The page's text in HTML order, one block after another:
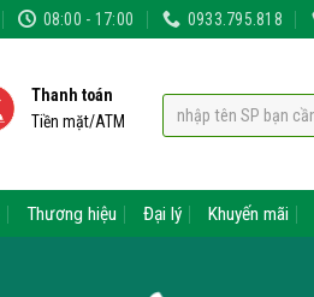
08:00 - 17:00 0933.795.818
Thanh toán
Tiền mặt/ATM
Thương hiệu Đại lý Khuyến mãi